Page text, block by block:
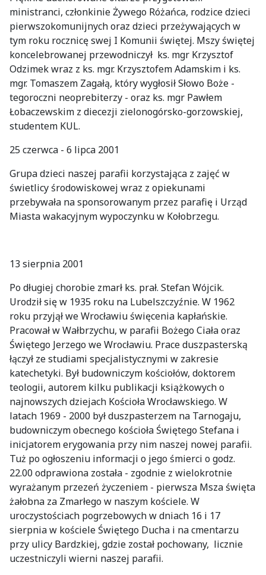
ministranci, członkinie Żywego Różańca, rodzice dzieci
pierwszokomunijnych oraz dzieci przeżywających w
tym roku rocznicę swej I Komunii świętej. Mszy świętej
koncelebrowanej przewodniczył ks. mgr Krzysztof
Odzimek wraz z ks. mgr. Krzysztofem Adamskim i ks.
mgr. Tomaszem Zagałą, który wygłosił Słowo Boże -
tegoroczni neoprebiterzy - oraz ks. mgr Pawłem
Łobaczewskim z diecezji zielonogórsko-gorzowskiej,
studentem KUL.
25 czerwca - 6 lipca 2001
Grupa dzieci naszej parafii korzystająca z zajęć w
świetlicy środowiskowej wraz z opiekunami
przebywała na sponsorowanym przez parafię i Urząd
Miasta wakacyjnym wypoczynku w Kołobrzegu.
13 sierpnia 2001
Po długiej chorobie zmarł ks. prał. Stefan Wójcik.
Urodził się w 1935 roku na Lubelszczyźnie. W 1962
roku przyjął we Wrocławiu święcenia kapłańskie.
Pracował w Wałbrzychu, w parafii Bożego Ciała oraz
Świętego Jerzego we Wrocławiu. Prace duszpasterską
łączył ze studiami specjalistycznymi w zakresie
katechetyki. Był budowniczym kościołów, doktorem
teologii, autorem kilku publikacji książkowych o
najnowszych dziejach Kościoła Wrocławskiego. W
latach 1969 - 2000 był duszpasterzem na Tarnogaju,
budowniczym obecnego kościoła Świętego Stefana i
inicjatorem erygowania przy nim naszej nowej parafii.
Tuż po ogłoszeniu informacji o jego śmierci o godz.
22.00 odprawiona została - zgodnie z wielokrotnie
wyrażanym przezeń życzeniem - pierwsza Msza święta
żałobna za Zmarłego w naszym kościele. W
uroczystościach pogrzebowych w dniach 16 i 17
sierpnia w kościele Świętego Ducha i na cmentarzu
przy ulicy Bardzkiej, gdzie został pochowany, licznie
uczestniczyli wierni naszej parafii.